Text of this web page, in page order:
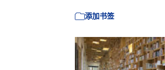
添加书签